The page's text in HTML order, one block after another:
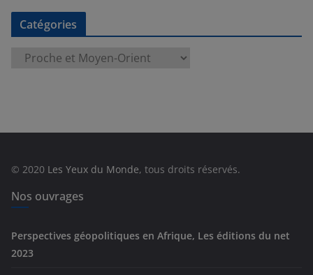
Catégories
e
s
© 2020 Les Yeux du Monde, tous droits réservés.
Nos ouvrages
Perspectives géopolitiques en Afrique, Les éditions du net
2023